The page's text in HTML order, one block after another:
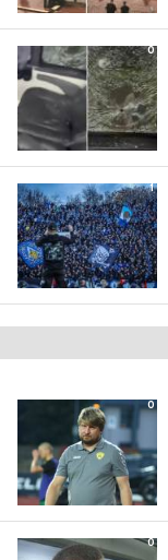
0
1
0
0